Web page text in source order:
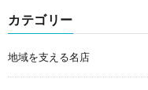
カテゴリー
地域を支える名店